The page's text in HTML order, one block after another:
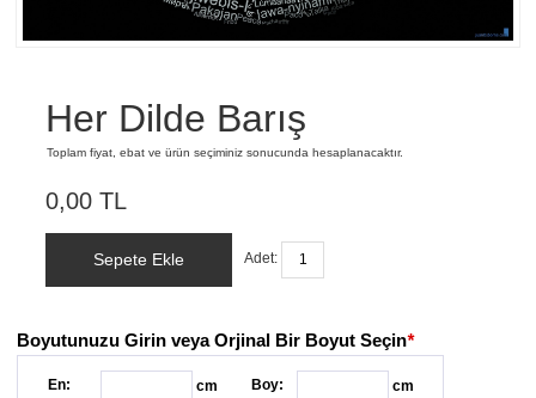
Her Dilde Barış
Toplam fiyat, ebat ve ürün seçiminiz sonucunda hesaplanacaktır.
0,00 TL
Sepete Ekle Adet:
Boyutunuzu Girin veya Orjinal Bir Boyut Seçin*
En:
cm
Boy:
cm